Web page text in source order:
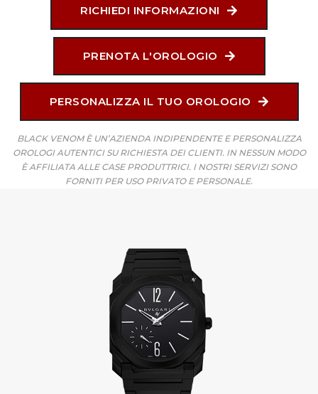
RICHIEDI INFORMAZIONI
PRENOTA L'OROLOGIO
PERSONALIZZA IL TUO OROLOGIO
BLACK VENOM È UN’AZIENDA INDIPENDENTE E PERSONALIZZA
OROLOGI AUTENTICI SU RICHIESTA DEI CLIENTI. IN NESSUN MODO
È AFFILIATA ALLE CASE PRODUTTRICI. I NOSTRI SERVIZI SONO
FORNITI PER USO PRIVATO E PERSONALE.